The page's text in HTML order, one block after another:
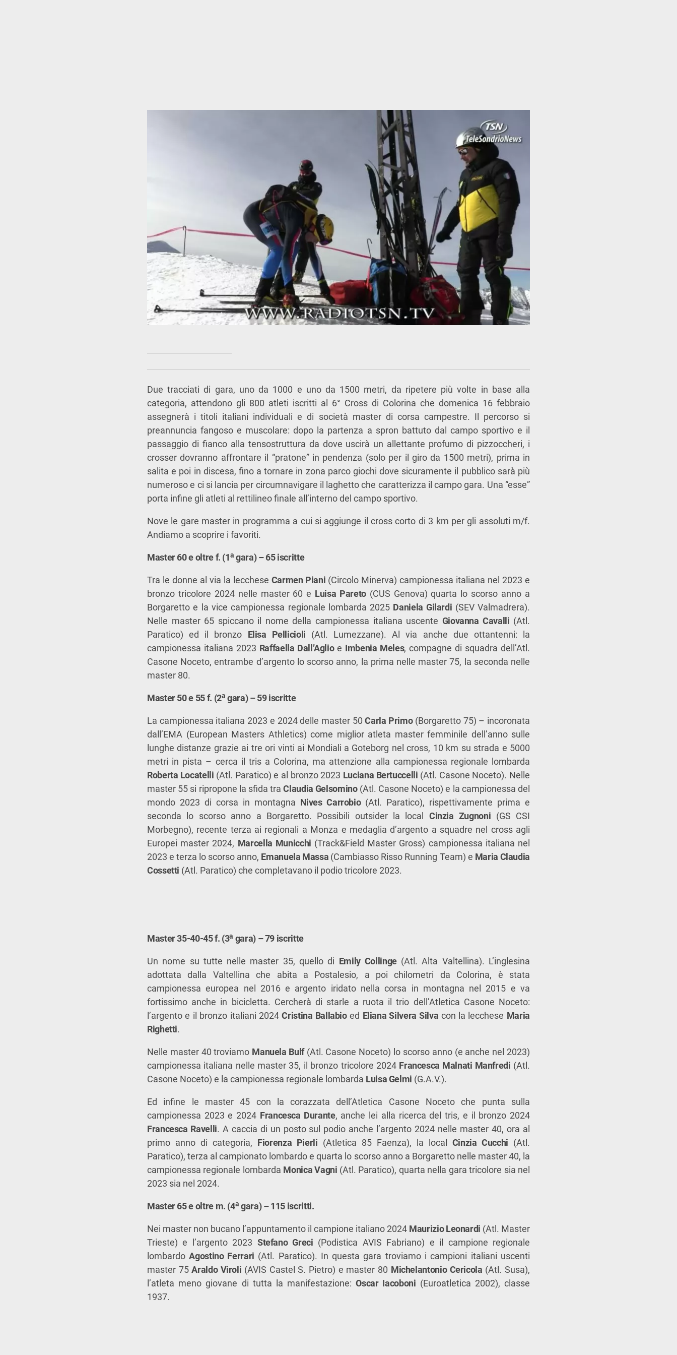
Due tracciati di gara, uno da 1000 e uno da 1500 metri, da ripetere più volte in base alla
categoria, attendono gli 800 atleti iscritti al 6° Cross di Colorina che domenica 16 febbraio
assegnerà i titoli italiani individuali e di società master di corsa campestre. Il percorso si
preannuncia fangoso e muscolare: dopo la partenza a spron battuto dal campo sportivo e il
passaggio di fianco alla tensostruttura da dove uscirà un allettante profumo di pizzoccheri, i
crosser dovranno affrontare il “pratone” in pendenza (solo per il giro da 1500 metri), prima in
salita e poi in discesa, fino a tornare in zona parco giochi dove sicuramente il pubblico sarà più
numeroso e ci si lancia per circumnavigare il laghetto che caratterizza il campo gara. Una “esse”
porta infine gli atleti al rettilineo finale all’interno del campo sportivo.
Nove le gare master in programma a cui si aggiunge il cross corto di 3 km per gli assoluti m/f.
Andiamo a scoprire i favoriti.
Master 60 e oltre f. (1a gara) – 65 iscritte
Tra le donne al via la lecchese Carmen Piani (Circolo Minerva) campionessa italiana nel 2023 e
bronzo tricolore 2024 nelle master 60 e Luisa Pareto(CUS Genova) quarta lo scorso anno a
Borgaretto e la vice campionessa regionale lombarda 2025 Daniela Gilardi (SEV Valmadrera).
Nelle master 65 spiccano il nome della campionessa italiana uscente Giovanna Cavalli (Atl.
Paratico) ed il bronzo Elisa Pellicioli (Atl. Lumezzane). Al via anche due ottantenni: la
campionessa italiana 2023 Raffaella Dall’Aglioe Imbenia Meles, compagne di squadra dell’Atl.
Casone Noceto, entrambe d’argento lo scorso anno, la prima nelle master 75, la seconda nelle
master 80.
Master 50 e 55 f. (2a gara) – 59 iscritte
La campionessa italiana 2023 e 2024 delle master 50Carla Primo(Borgaretto 75) – incoronata
dall’EMA (European Masters Athletics) come miglior atleta master femminile dell’anno sulle
lunghe distanze grazie ai tre ori vinti ai Mondiali a Goteborg nel cross, 10 km su strada e 5000
metri in pista – cerca il tris a Colorina, ma attenzione alla campionessa regionale lombarda
Roberta Locatelli (Atl. Paratico) e al bronzo 2023 Luciana Bertuccelli (Atl. Casone Noceto). Nelle
master 55 si ripropone la sfida traClaudia Gelsomino(Atl. Casone Noceto) e la campionessa del
mondo 2023 di corsa in montagna Nives Carrobio(Atl. Paratico), rispettivamente prima e
seconda lo scorso anno a Borgaretto. Possibili outsider la local Cinzia Zugnoni (GS CSI
Morbegno), recente terza ai regionali a Monza e medaglia d’argento a squadre nel cross agli
Europei master 2024, Marcella Municchi (Track&Field Master Gross) campionessa italiana nel
2023 e terza lo scorso anno, Emanuela Massa (Cambiasso Risso Running Team) e Maria Claudia
Cossetti (Atl. Paratico) che completavano il podio tricolore 2023.
Master 35-40-45 f. (3a gara) – 79 iscritte
Un nome su tutte nelle master 35, quello di Emily Collinge(Atl. Alta Valtellina). L’inglesina
adottata dalla Valtellina che abita a Postalesio, a poi chilometri da Colorina, è stata
campionessa europea nel 2016 e argento iridato nella corsa in montagna nel 2015 e va
fortissimo anche in bicicletta. Cercherà di starle a ruota il trio dell’Atletica Casone Noceto:
l’argento e il bronzo italiani 2024Cristina Ballabioed Eliana Silvera Silva con la lecchese Maria
Righetti.
Nelle master 40 troviamo Manuela Bulf(Atl. Casone Noceto) lo scorso anno (e anche nel 2023)
campionessa italiana nelle master 35, il bronzo tricolore 2024 Francesca Malnati Manfredi (Atl.
Casone Noceto) e la campionessa regionale lombarda Luisa Gelmi (G.A.V.).
Ed infine le master 45 con la corazzata dell’Atletica Casone Noceto che punta sulla
campionessa 2023 e 2024 Francesca Durante, anche lei alla ricerca del tris, e il bronzo 2024
Francesca Ravelli. A caccia di un posto sul podio anche l’argento 2024 nelle master 40, ora al
primo anno di categoria, Fiorenza Pierli (Atletica 85 Faenza), la local Cinzia Cucchi (Atl.
Paratico), terza al campionato lombardo e quarta lo scorso anno a Borgaretto nelle master 40, la
campionessa regionale lombarda Monica Vagni (Atl. Paratico), quarta nella gara tricolore sia nel
2023 sia nel 2024.
Master 65 e oltre m. (4a gara) – 115 iscritti.
Nei master non bucano l’appuntamento il campione italiano 2024 Maurizio Leonardi (Atl. Master
Trieste) e l’argento 2023 Stefano Greci (Podistica AVIS Fabriano) e il campione regionale
lombardoAgostino Ferrari (Atl. Paratico). In questa gara troviamo i campioni italiani uscenti
master 75Araldo Viroli (AVIS Castel S. Pietro) e master 80 Michelantonio Cericola (Atl. Susa),
l’atleta meno giovane di tutta la manifestazione:Oscar Iacoboni (Euroatletica 2002), classe
1937.